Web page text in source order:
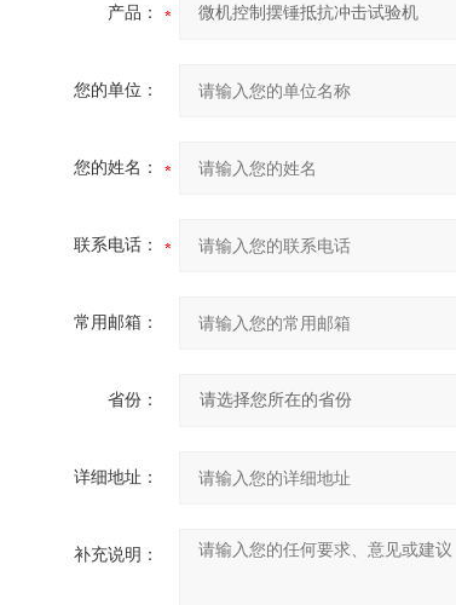
产品：
您的单位：
您的姓名：
联系电话：
常用邮箱：
省份：
详细地址：
补充说明：